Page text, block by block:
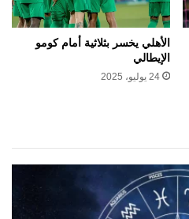
الأهلي يخسر بثلاثية أمام كومو
الإيطالي
24 يوليو، 2025